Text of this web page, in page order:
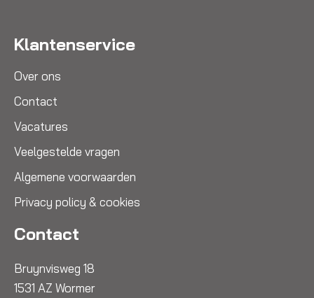
Klantenservice
Over ons
Contact
Vacatures
Veelgestelde vragen
Algemene voorwaarden
Privacy policy & cookies
Contact
Bruynvisweg 18
1531 AZ Wormer